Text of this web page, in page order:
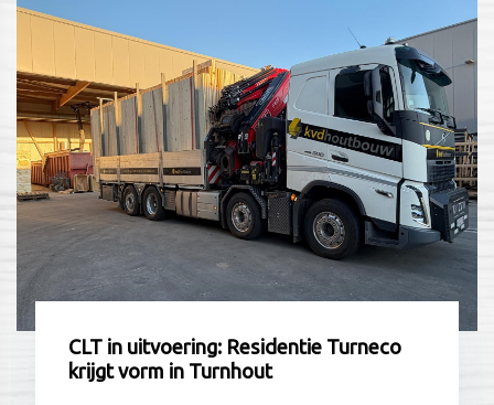
CLT in uitvoering: Residentie Turneco
krijgt vorm in Turnhout